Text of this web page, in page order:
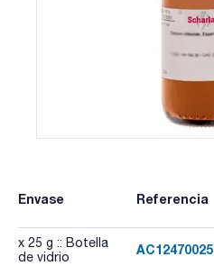
Envase Referencia
x 25 g :: Botella
de vidrio
AC12470025